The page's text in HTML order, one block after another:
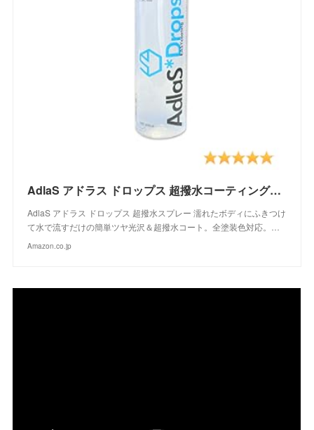
AdlaS アドラス ドロップス 超撥水コーティングスプレー C-DC-050 濡れたボディにふきつけて水で流すだけのツヤ超撥水コート 全塗装色対応
AdlaS アドラス ドロップス 超撥水スプレー 濡れたボディにふきつけ
て水で流すだけの簡単ツヤ光沢＆超撥水コート。全塗装色対応。…
Amazon.co.jp